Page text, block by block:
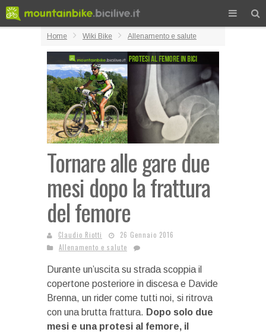
Home Wiki Bike Allenamento e salute
Tornare alle gare due
mesi dopo la frattura
del femore
Claudio Riotti
26 Gennaio 2016
Allenamento e salute
Durante un’uscita su strada scoppia il
copertone posteriore in discesa e Davide
Brenna, un rider come tutti noi, si ritrova
con una brutta frattura. Dopo solo due
mesi e una protesi al femore, il